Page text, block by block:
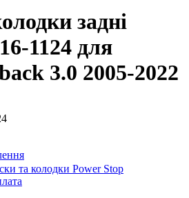
задні
1124 для
3.0 2005-2022
та колодки Power Stop